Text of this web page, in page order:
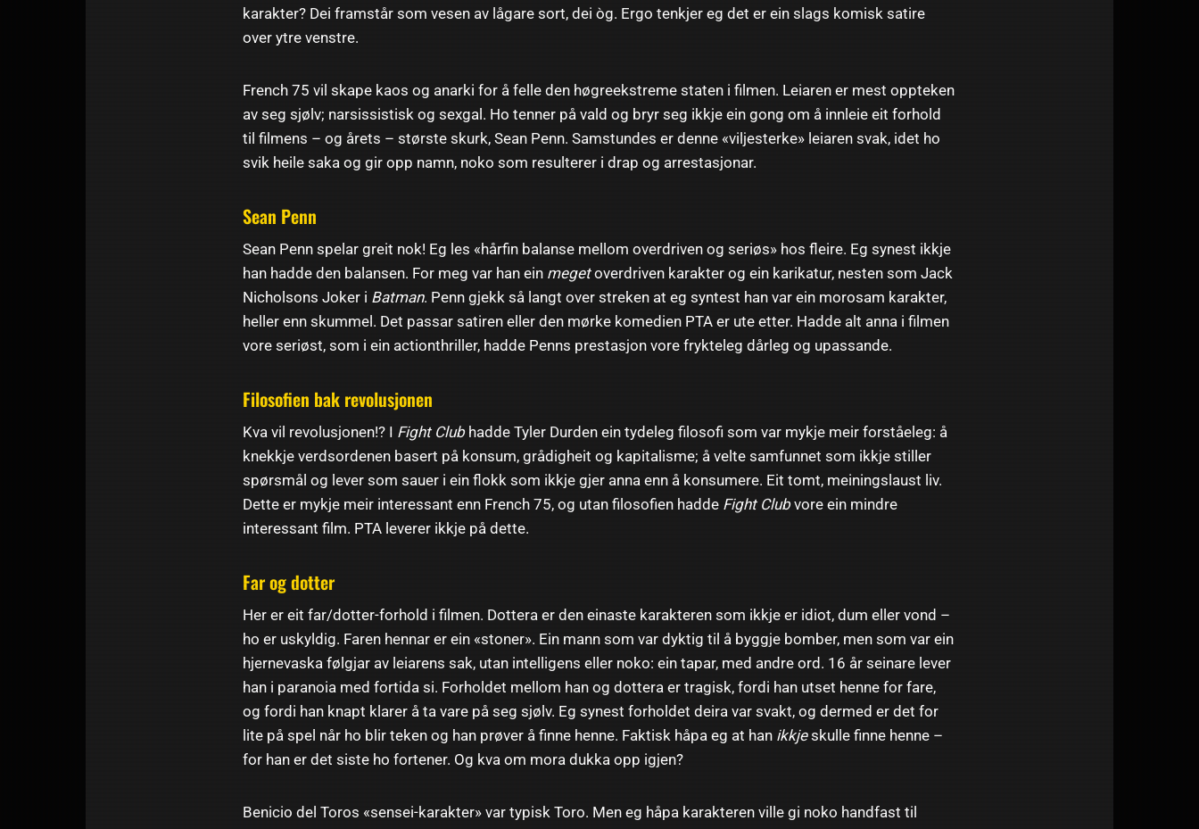
karakter? Dei framstår som vesen av lågare sort, dei òg. Ergo tenkjer eg det er ein slags komisk satire
over ytre venstre.
French 75 vil skape kaos og anarki for å felle den høgreekstreme staten i filmen. Leiaren er mest oppteken
av seg sjølv; narsissistisk og sexgal. Ho tenner på vald og bryr seg ikkje ein gong om å innleie eit forhold
til filmens – og årets – største skurk, Sean Penn. Samstundes er denne «viljesterke» leiaren svak, idet ho
svik heile saka og gir opp namn, noko som resulterer i drap og arrestasjonar.
Sean Penn
Sean Penn spelar greit nok! Eg les «hårfin balanse mellom overdriven og seriøs» hos fleire. Eg synest ikkje
han hadde den balansen. For meg var han ein megetoverdriven karakter og ein karikatur, nesten som Jack
Nicholsons Joker i Batman. Penn gjekk så langt over streken at eg syntest han var ein morosam karakter,
heller enn skummel. Det passar satiren eller den mørke komedien PTA er ute etter. Hadde alt anna i filmen
vore seriøst, som i ein actionthriller, hadde Penns prestasjon vore frykteleg dårleg og upassande.
Filosofien bak revolusjonen
Kva vil revolusjonen!? I Fight Clubhadde Tyler Durden ein tydeleg filosofi som var mykje meir forståeleg: å
knekkje verdsordenen basert på konsum, grådigheit og kapitalisme; å velte samfunnet som ikkje stiller
spørsmål og lever som sauer i ein flokk som ikkje gjer anna enn å konsumere. Eit tomt, meiningslaust liv.
Dette er mykje meir interessant enn French 75, og utan filosofien hadde Fight Clubvore ein mindre
interessant film. PTA leverer ikkje på dette.
Far og dotter
Her er eit far/dotter-forhold i filmen. Dottera er den einaste karakteren som ikkje er idiot, dum eller vond –
ho er uskyldig. Faren hennar er ein «stoner». Ein mann som var dyktig til å byggje bomber, men som var ein
hjernevaska følgjar av leiarens sak, utan intelligens eller noko: ein tapar, med andre ord. 16 år seinare lever
han i paranoia med fortida si. Forholdet mellom han og dottera er tragisk, fordi han utset henne for fare,
og fordi han knapt klarer å ta vare på seg sjølv. Eg synest forholdet deira var svakt, og dermed er det for
lite på spel når ho blir teken og han prøver å finne henne. Faktisk håpa eg at han ikkjeskulle finne henne –
for han er det siste ho fortener. Og kva om mora dukka opp igjen?
Benicio del Toros «sensei-karakter» var typisk Toro. Men eg håpa karakteren ville gi noko handfast til